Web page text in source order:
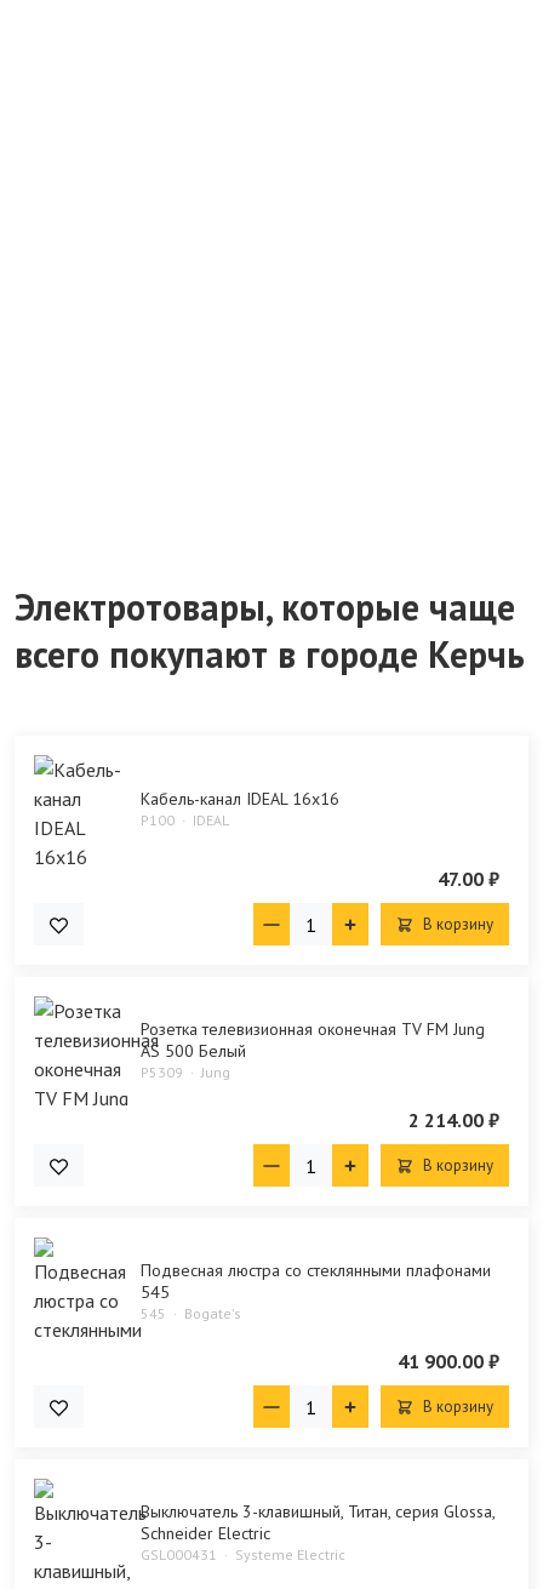
Электротовары, которые чаще
всего покупают в городе Керчь
Кабель-канал IDEAL 16х16
P100 IDEAL
47.00 ₽
В корзину
Розетка телевизионная оконечная TV FM Jung
AS 500 Белый
P5309 Jung
2 214.00 ₽
В корзину
Подвесная люстра со стеклянными плафонами
545
545 Bogate's
41 900.00 ₽
В корзину
Выключатель 3-клавишный, Титан, серия Glossa,
Schneider Electric
GSL000431 Systeme Electric